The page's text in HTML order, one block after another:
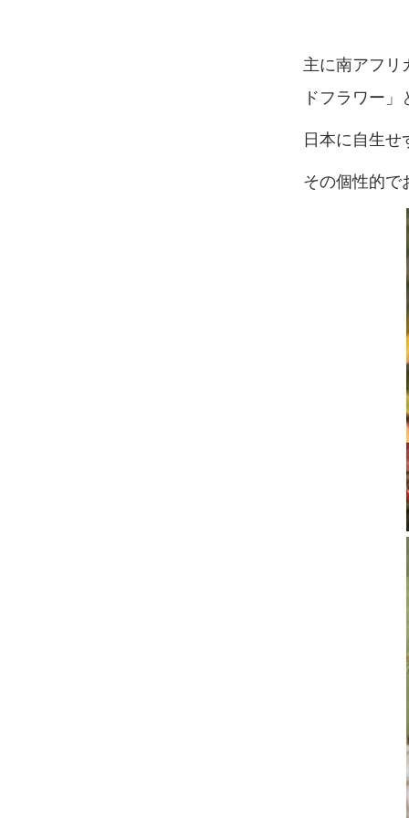
主に南アフリ
ドフラワー
日本に自生
その個性的で